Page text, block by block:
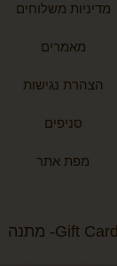
מדיניות משלוחים
מאמרים
הצהרת נגישות
סניפים
מפת אתר
Gift Card- מתנה